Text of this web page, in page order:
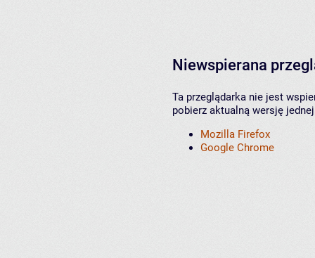
Niewspierana
Ta przeglądarka nie jest
pobierz aktualną wersję
Mozilla Firefox
Google Chrome